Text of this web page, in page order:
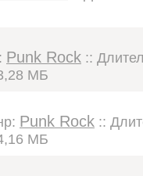
Punk Rock ::
МБ
Punk Rock ::
МБ